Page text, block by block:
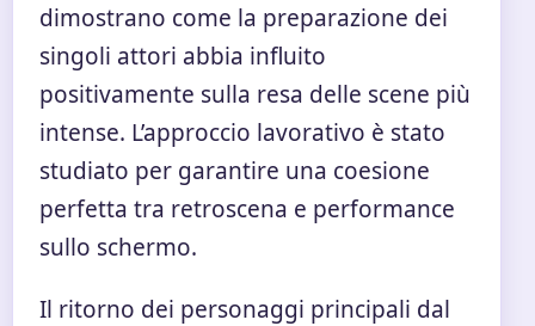
dimostrano come la preparazione dei
singoli attori abbia influito
positivamente sulla resa delle scene più
intense. L’approccio lavorativo è stato
studiato per garantire una coesione
perfetta tra retroscena e performance
sullo schermo.
Il ritorno dei personaggi principali dal